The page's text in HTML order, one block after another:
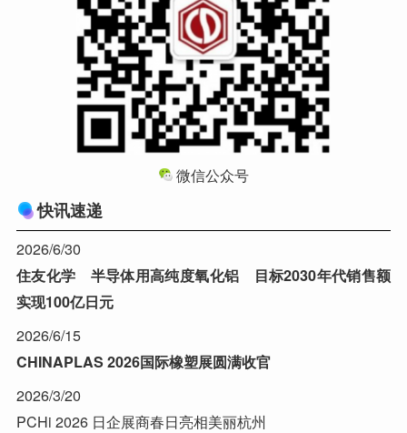
微信公众号
快讯速递
2026/6/30
住友化学 半导体用高纯度氧化铝 目标2030年代销售额
实现100亿日元
2026/6/15
CHINAPLAS 2026国际橡塑展圆满收官
2026/3/20
PCHi 2026 日企展商春日亮相美丽杭州